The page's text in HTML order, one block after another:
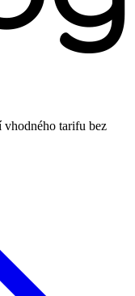
vhodného tarifu bez